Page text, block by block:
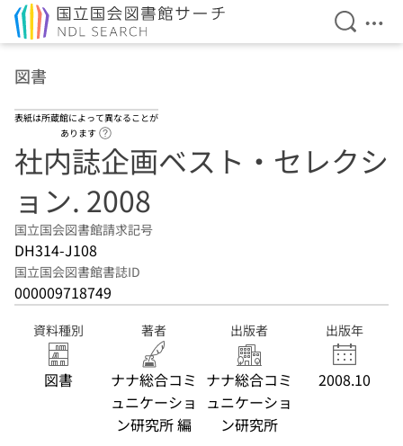
検索を
メ
図書
表紙は所蔵館によって異なることが
あります
社内誌企画ベスト・セレクシ
ョン. 2008
国立国会図書館請求記号
DH314-J108
国立国会図書館書誌ID
000009718749
資料種別
図書
著者
ナナ総合コミ
ュニケーショ
ン研究所 編
出版者
ナナ総合コミ
ュニケーショ
ン研究所
出版年
2008.10